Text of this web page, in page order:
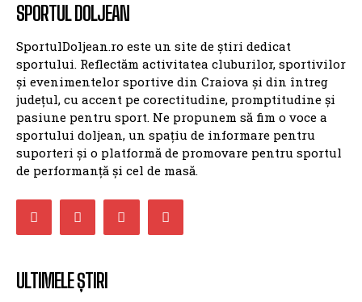
SPORTUL DOLJEAN
SportulDoljean.ro este un site de știri dedicat
sportului. Reflectăm activitatea cluburilor, sportivilor
și evenimentelor sportive din Craiova și din întreg
județul, cu accent pe corectitudine, promptitudine și
pasiune pentru sport. Ne propunem să fim o voce a
sportului doljean, un spațiu de informare pentru
suporteri și o platformă de promovare pentru sportul
de performanță și cel de masă.
ULTIMELE ȘTIRI